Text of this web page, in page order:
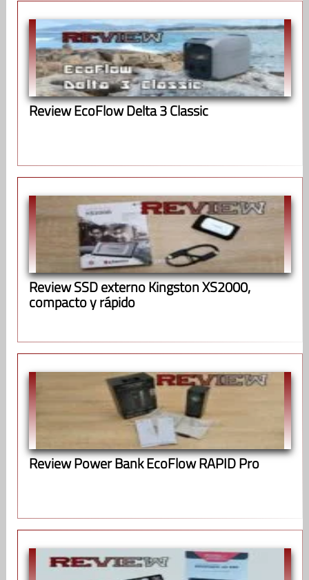
Review EcoFlow Delta 3 Classic
Review SSD externo Kingston XS2000,
compacto y rápido
Review Power Bank EcoFlow RAPID Pro